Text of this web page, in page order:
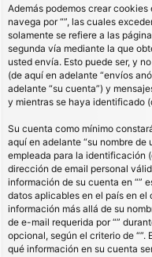
Además podemos crear
navega por “”, las cuales
solamente se refiere a las
segunda vía mediante la que
usted envía. Esto puede ser, y
(de aquí en adelante “envíos
adelante “su cuenta”) y
y mientras se haya identificado
Su cuenta como mínimo
aquí en adelante “su nombre de
empleada para la identificación
dirección de email personal
información de su cuenta en “”
datos aplicables en el país en el
información más allá de su
de e-mail requerida por “”
opcional, según el criterio de
qué información en su cuenta